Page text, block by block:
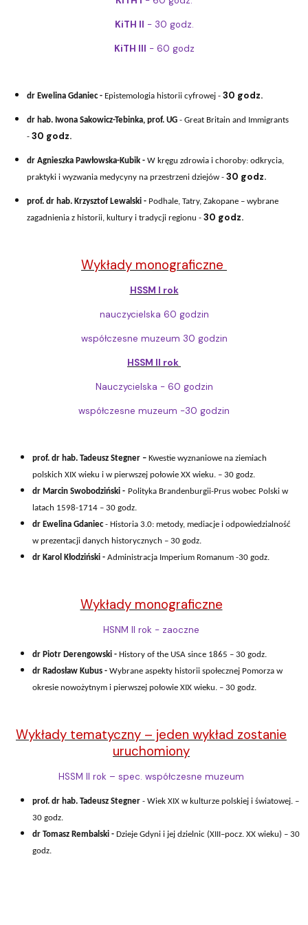
KiTH II - 30 godz.
KiTH III - 60 godz
dr Ewelina Gdaniec - Epistemologia historii cyfrowej - 30 godz.
dr hab. Iwona Sakowicz-Tebinka, prof. UG - Great Britain and Immigrants
- 30 godz.
dr Agnieszka Pawłowska-Kubik -W kręgu zdrowia i choroby: odkrycia,
praktyki i wyzwania medycyny na przestrzeni dziejów - 30 godz.
prof. dr hab. Krzysztof Lewalski - Podhale, Tatry, Zakopane – wybrane
zagadnienia z historii, kultury i tradycji regionu - 30 godz.
Wykłady monograficzne
HSSM I rok
nauczycielska 60 godzin
współczesne muzeum 30 godzin
HSSM II rok
Nauczycielska - 60 godzin
współczesne muzeum -30 godzin
prof. dr hab. Tadeusz Stegner – Kwestie wyznaniowe na ziemiach
polskich XIX wieku i w pierwszej połowie XX wieku. – 30 godz.
dr Marcin Swobodziński - Polityka Brandenburgii-Prus wobec Polski w
latach 1598-1714 – 30 godz.
dr Ewelina Gdaniec-Historia 3.0: metody, mediacje i odpowiedzialność
w prezentacji danych historycznych – 30 godz.
dr Karol Kłodziński -Administracja Imperium Romanum -30 godz.
Wykłady monograficzne
HSNM II rok - zaoczne
dr Piotr Derengowski - History of the USA since 1865 – 30 godz.
dr Radosław Kubus - Wybrane aspekty historii społecznej Pomorza w
okresie nowożytnym i pierwszej połowie XIX wieku. – 30 godz.
Wykłady tematyczny – jeden wykład zostanie
uruchomiony
HSSM II rok – spec. współczesne muzeum
prof. dr hab. Tadeusz Stegner - Wiek XIX w kulturze polskiej i światowej. –
30 godz.
dr Tomasz Rembalski - Dzieje Gdyni i jej dzielnic (XIII–pocz. XX wieku) – 30
godz.